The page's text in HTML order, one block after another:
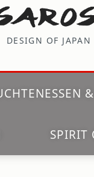
DESIGN OF JAPAN
ESSEN
SPIRIT